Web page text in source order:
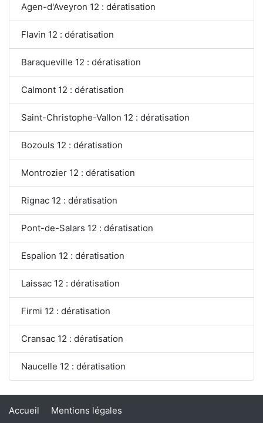
Agen-d'Aveyron 12 : dératisation
Flavin 12 : dératisation
Baraqueville 12 : dératisation
Calmont 12 : dératisation
Saint-Christophe-Vallon 12 : dératisation
Bozouls 12 : dératisation
Montrozier 12 : dératisation
Rignac 12 : dératisation
Pont-de-Salars 12 : dératisation
Espalion 12 : dératisation
Laissac 12 : dératisation
Firmi 12 : dératisation
Cransac 12 : dératisation
Naucelle 12 : dératisation
Accueil Mentions légales